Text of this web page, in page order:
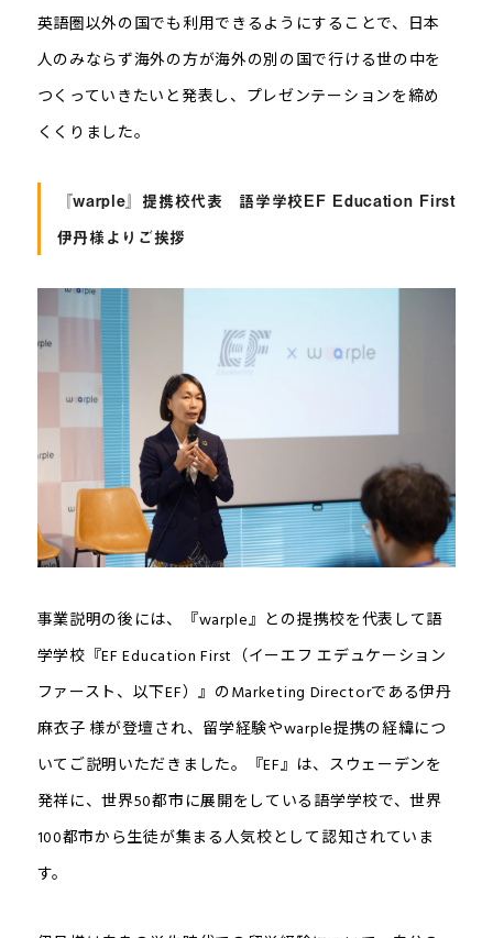
英語圏以外の国でも利用できるようにすることで、日本
人のみならず海外の方が海外の別の国で行ける世の中を
つくっていきたいと発表し、プレゼンテーションを締め
くくりました。
『warple』提携校代表 語学学校EF Education First
伊丹様よりご挨拶
事業説明の後には、『warple』との提携校を代表して語
学学校『EF Education First（イーエフ エデュケーション
ファースト、以下EF）』のMarketing Directorである伊丹
麻衣子 様が登壇され、留学経験やwarple提携の経緯につ
いてご説明いただきました。『EF』は、スウェーデンを
発祥に、世界50都市に展開をしている語学学校で、世界
100都市から生徒が集まる人気校として認知されていま
す。